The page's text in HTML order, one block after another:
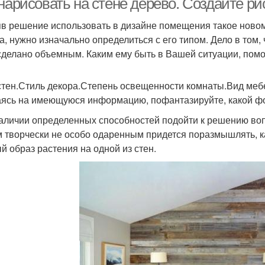
на стене дерево. Создайте
решение использовать в дизайне помещения такое
нужно изначально определиться с его типом. Дело в
объемным. Каким ему быть в Вашей ситуации,
декора.Степень освещенности комнаты.Вид
на имеющуюся информацию, пофантазируйте, какой
определенных способностей подойти к решению
не особо одаренным придется поразмышлять,
образ растения на одной из стен.